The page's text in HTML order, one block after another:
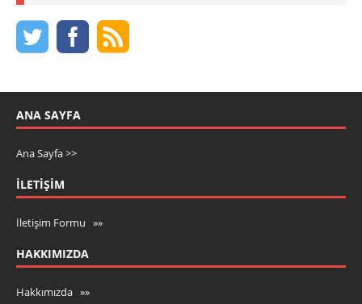
ANA SAYFA
Ana Sayfa >>
İLETIŞIM
İletişim Formu »»
HAKKIMIZDA
Hakkımızda »»